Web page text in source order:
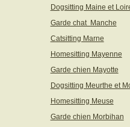
Dogsitting Maine et
Garde chat Manche
Catsitting Marne
Homesitting Mayenne
Garde chien Mayotte
Dogsitting Meurthe et
Homesitting Meuse
Garde chien Morbihan